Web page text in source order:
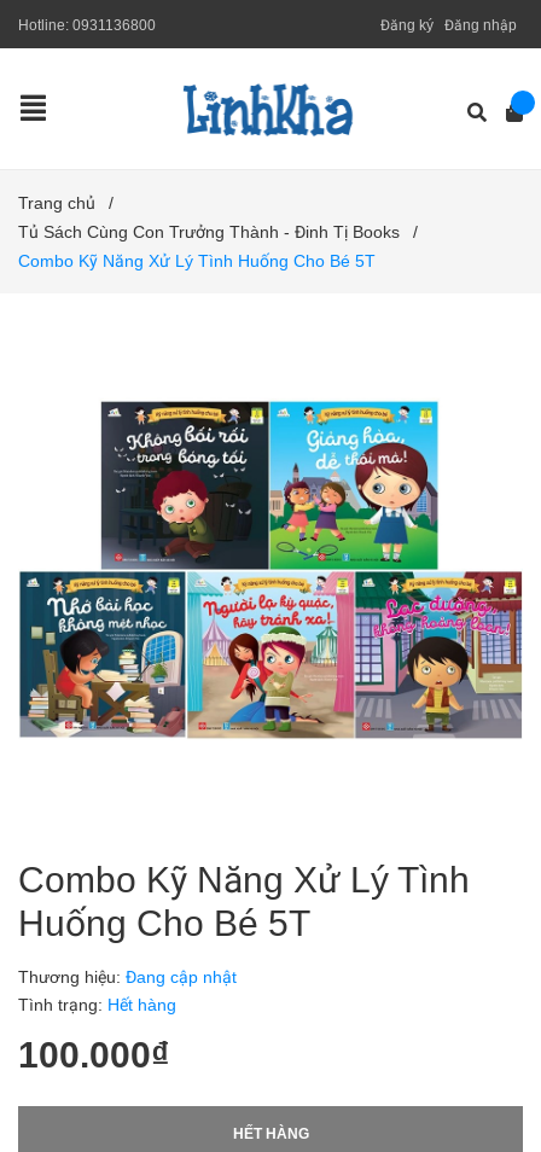
Hotline: 0931136800 Đăng ký Đăng nhập
Trang chủ
/
Tủ Sách Cùng Con Trưởng Thành - Đinh Tị Books
/
Combo Kỹ Năng Xử Lý Tình Huống Cho Bé 5T
Combo Kỹ Năng Xử Lý Tình
Huống Cho Bé 5T
Thương hiệu: Đang cập nhật
Tình trạng: Hết hàng
100.000₫
HẾT HÀNG